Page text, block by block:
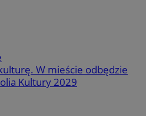
W mieście odbędzie
Kultury 2029